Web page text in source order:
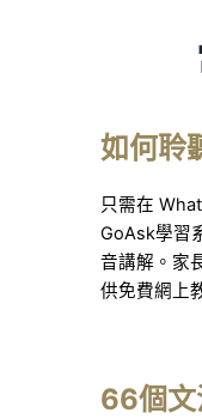
如何聆
只需在
GoAsk學習
音講解。家
供免費網上
66個文